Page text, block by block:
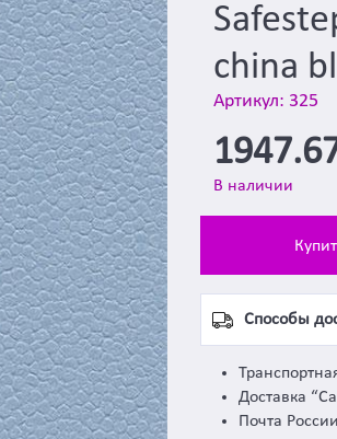
china
Артикул: 325
В наличии
Способы
Доставка
Почта России